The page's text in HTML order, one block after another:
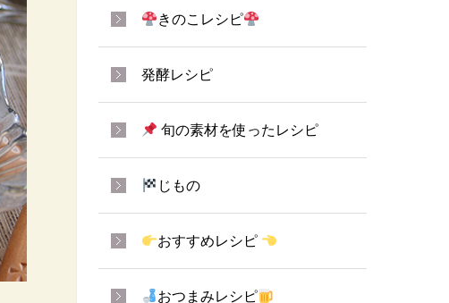
きのこレシピ
発酵レシピ
旬の素材を使ったレシピ
じもの
おすすめレシピ
おつまみレシピ